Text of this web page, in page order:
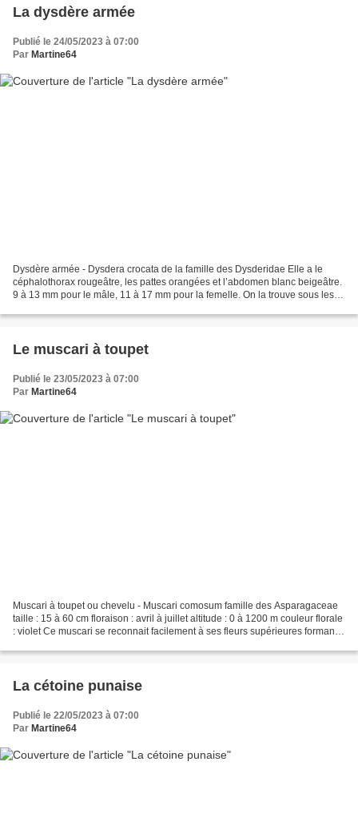
La dysdère armée
Publié le 24/05/2023 à 07:00
Par Martine64
Dysdère armée - Dysdera crocata de la famille des Dysderidae Elle a le
céphalothorax rougeâtre, les pattes orangées et l’abdomen blanc beigeâtre.
9 à 13 mm pour le mâle, 11 à 17 mm pour la femelle. On la trouve sous les
Le muscari à toupet
Publié le 23/05/2023 à 07:00
Par Martine64
Muscari à toupet ou chevelu - Muscari comosum famille des Asparagaceae
taille : 15 à 60 cm floraison : avril à juillet altitude : 0 à 1200 m couleur florale
: violet Ce muscari se reconnait facilement à ses fleurs supérieures formant
La cétoine punaise
Publié le 22/05/2023 à 07:00
Par Martine64